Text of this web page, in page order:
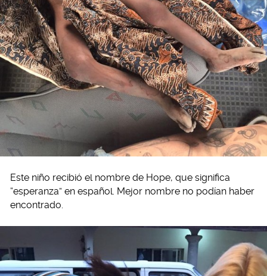
Este niño recibió el nombre de Hope, que significa
“esperanza” en español. Mejor nombre no podían haber
encontrado.